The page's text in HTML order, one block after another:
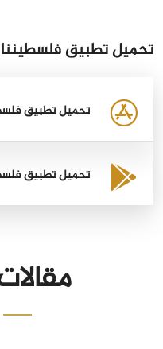
تحميل تطبيق فلسطيننا
تحميل تطبيق
تحميل تطبيق